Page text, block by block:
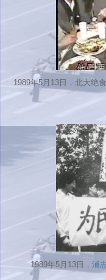
1989年5月13日，北大绝
1989年5月13日， 浦